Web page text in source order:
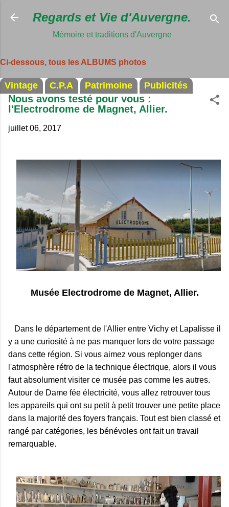
Accéder
Regards et Vie d'Auvergne.
Mémoire et traditions d'Auvergne
Ci-dessous, tous les ALBUMS photos
Vintage C.P.A Patrimoine Publicités
Nous avons testé pour vous :
l'Electrodrome de Magnet, Allier.
juillet 06, 2017
Musée Electrodrome de Magnet, Allier.
Dans le département de l'Allier entre Vichy et Lapalisse il
y a une curiosité à ne pas manquer lors de votre passage
dans cette région. Si vous aimez vous replonger dans
l'atmosphère rétro de la technique électrique, alors il vous
faut absolument visiter ce musée pas comme les autres.
Autour de Dame fée électricité, vous allez retrouver tous
les appareils qui ont su petit à petit trouver une petite place
dans la majorité des foyers français. Tout est bien classé et
rangé par catégories, les bénévoles ont fait un travail
remarquable.